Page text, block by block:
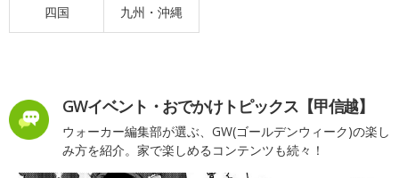
四国 九州・沖縄
GWイベント・おでかけトピックス【甲信越】
ウォーカー編集部が選ぶ、GW(ゴールデンウィーク)の楽し
み方を紹介。家で楽しめるコンテンツも続々！